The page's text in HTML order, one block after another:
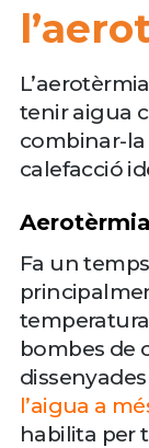
tenir aigua
combinar-
calefacció
Fa un
bombes de
l’aigua a
habilita per